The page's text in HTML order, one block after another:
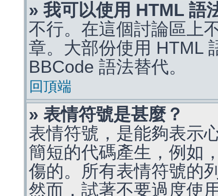
» 我可以使用 HTML 語
不行。在這個討論區上
章。大部份使用 HTML
BBCode 語法替代。
回頂端
» 表情符號是甚麼？
表情符號，是能夠表示
簡短的代碼產生，例如
傷的。所有表情符號的
然而，試著不要過度使